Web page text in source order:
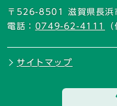
〒526-8501 滋賀県長浜
電話： 0749-62-4111
サイトマップ